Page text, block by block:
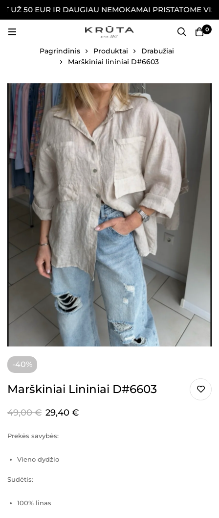
50 EUR IR DAUGIAU NEMOKAMAI PRISTATOME
0
Pagrindinis Produktai
Drabužiai
Marškiniai lininiai D#6603
-40%
Marškiniai Lininiai D#6603
49,00€ 29,40 €
Prekės savybės:
Vieno dydžio
Sudėtis:
100% linas